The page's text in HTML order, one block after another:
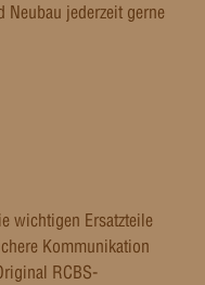
jederzeit gerne
wichtigen Ersatzteile
Kommunikation
RCBS-